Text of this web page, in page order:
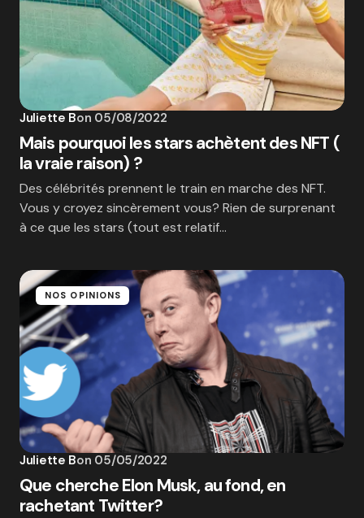
Juliette Bon 05/08/2022
Mais pourquoi les stars achètent des NFT (
la vraie raison) ?
Des célébrités prennent le train en marche des NFT.
Vous y croyez sincèrement vous? Rien de surprenant
à ce que les stars (tout est relatif…
NOS OPINIONS
Juliette Bon 05/05/2022
Que cherche Elon Musk, au fond, en
rachetant Twitter?